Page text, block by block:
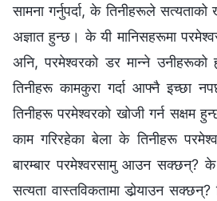
सामना गर्नुपर्दा, के तिनीहरूले
अज्ञात हुन्छ। के यी मानिसहरूमा
अनि, परमेश्‍वरको डर मान्ने
तिनीहरू कामकुरा गर्दा आफ्नै इच्छा
तिनीहरू परमेश्‍वरको खोजी गर्न सक्षम
काम गरिरहेका बेला के तिनीहरू
बारम्बार परमेश्‍वरसामु आउन सक्छन्?
सत्यता वास्तविकतामा डोर्‍याउन